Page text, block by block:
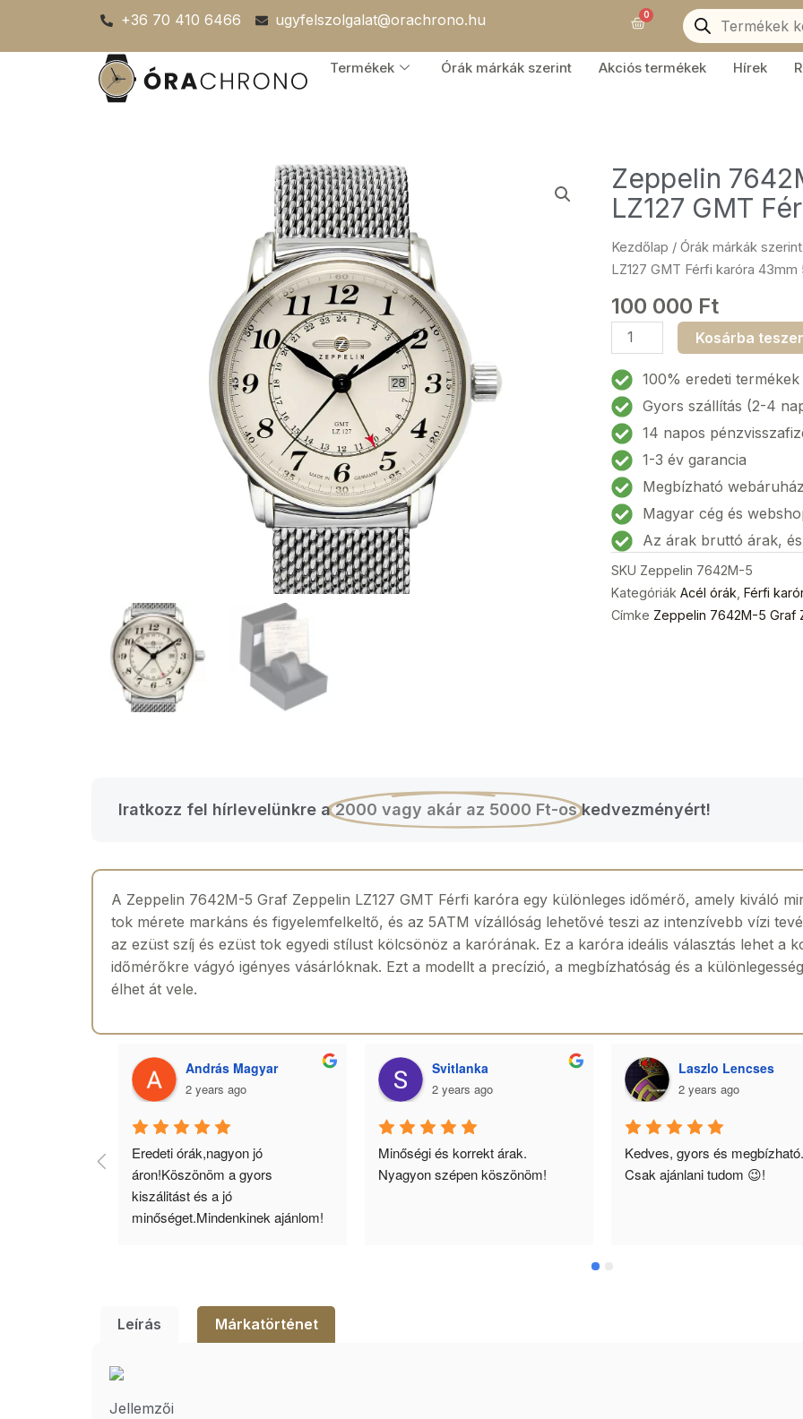
content
+36 70 410 6466 ugyfelszolgalat@orachrono.hu 0Kosár
Products
search
Termékek Órák márkák szerint Akciós termékek Hírek
Zeppelin
LZ127 GMT
Kezdőlap / Órák márkák szerint
LZ127 GMT Férfi karóra 43mm
100 000 Ft
Zeppelin
7642M-
5
Graf
Zeppelin
LZ127
GMT
Férfi
karóra
43mm
5ATM
mennyiség
Kosárba
100% eredeti termékek
Gyors szállítás (2-4
14 napos
1-3 év garancia
Megbízható webáruház
Magyar cég és
Az árak bruttó árak,
SKU Zeppelin 7642M-5
Kategóriák Acél órák Férfi
Címke Zeppelin 7642M-5 Graf
Iratkozz fel hírlevelünkre a2000 vagy akár az 5000 Ft-os kedvezményért!
A Zeppelin 7642M-5 Graf Zeppelin LZ127 GMT Férfi karóra egy különleges időmérő, amely kiváló
tok mérete markáns és figyelemfelkeltő, és az 5ATM vízállóság lehetővé teszi az intenzívebb vízi
az ezüst szíj és ezüst tok egyedi stílust kölcsönöz a karórának. Ez a karóra ideális választás lehet a
időmérőkre vágyó igényes vásárlóknak. Ezt a modellt a precízió, a megbízhatóság és a
élhet át vele.
András Magyar
2 years ago
Eredeti órák,nagyon jó
áron!Köszönöm a gyors
kiszálitást és a jó
minőséget.Mindenkinek ajánlom!
Svitlanka
2 years ago
Minőségi és korrekt árak.
Nyagyon szépen köszönöm!
Laszlo Lencses
2 years ago
Kedves, gyors és megbízható.
Csak ajánlani tudom 😉!
Leírás Márkatörténet
Jellemzői